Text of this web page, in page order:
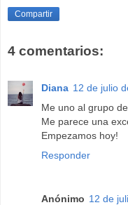
Compartir
4 comentarios:
Diana 12 de julio
Me uno al grupo
Me parece una
Empezamos hoy!
Responder
Anónimo 12 de